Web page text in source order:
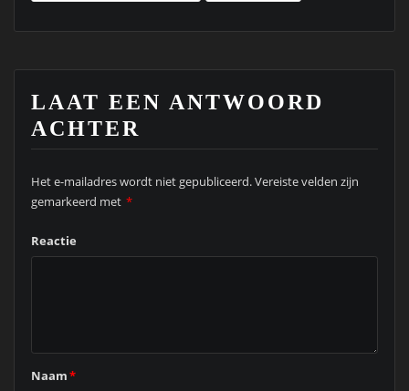
LAAT EEN ANTWOORD
ACHTER
Het e-mailadres wordt niet gepubliceerd.Vereiste velden zijn
gemarkeerd met *
Reactie
Naam*